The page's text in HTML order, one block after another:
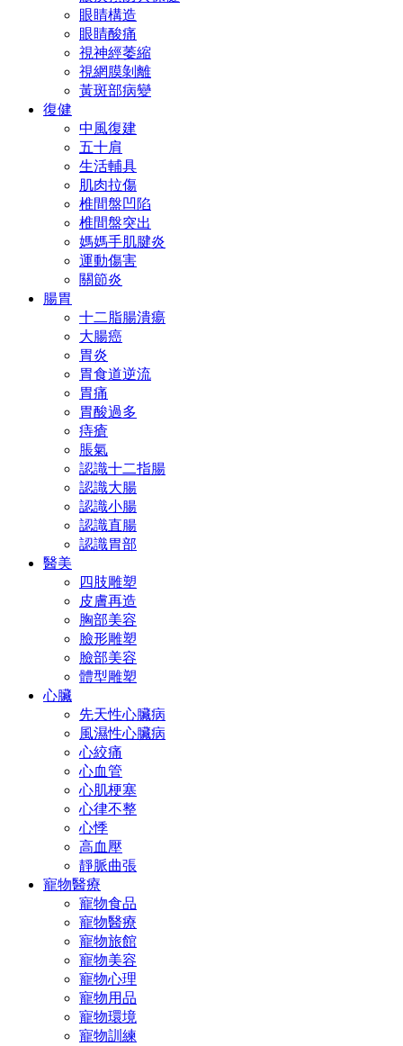
眼睛構造
眼睛酸痛
視神經萎縮
視網膜剝離
黃斑部病變
復健
中風復建
五十肩
生活輔具
肌肉拉傷
椎間盤凹陷
椎間盤突出
媽媽手肌腱炎
運動傷害
關節炎
腸胃
十二脂腸潰瘍
大腸癌
胃炎
胃食道逆流
胃痛
胃酸過多
痔瘡
脹氣
認識十二指腸
認識大腸
認識小腸
認識直腸
認識胃部
醫美
四肢雕塑
皮膚再造
胸部美容
臉形雕塑
臉部美容
體型雕塑
心臟
先天性心臟病
風濕性心臟病
心絞痛
心血管
心肌梗塞
心律不整
心悸
高血壓
靜脈曲張
寵物醫療
寵物食品
寵物醫療
寵物旅館
寵物美容
寵物心理
寵物用品
寵物環境
寵物訓練